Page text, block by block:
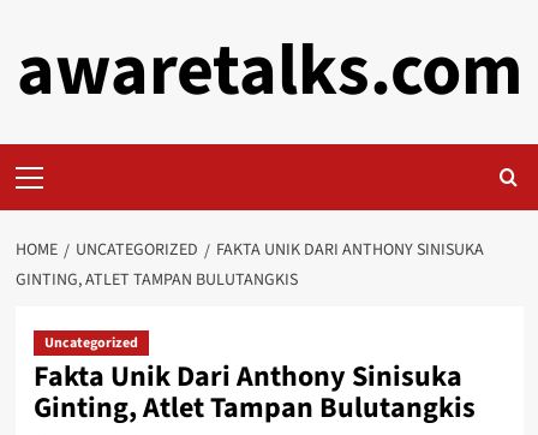
content
awaretalks.com
Menu
HOME UNCATEGORIZED
FAKTA UNIK DARI ANTHONY SINISUKA
GINTING, ATLET TAMPAN BULUTANGKIS
Uncategorized
Fakta Unik Dari Anthony Sinisuka
Ginting, Atlet Tampan Bulutangkis